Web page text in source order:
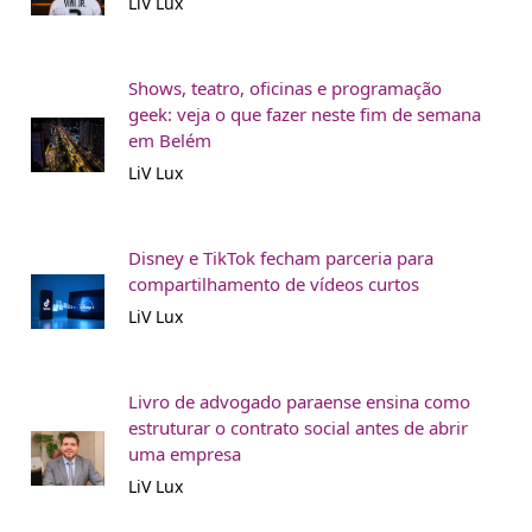
Shows, teatro, oficinas e programação
geek: veja o que fazer neste fim de semana
em Belém
LiV Lux
Disney e TikTok fecham parceria para
compartilhamento de vídeos curtos
LiV Lux
Livro de advogado paraense ensina como
estruturar o contrato social antes de abrir
uma empresa
LiV Lux